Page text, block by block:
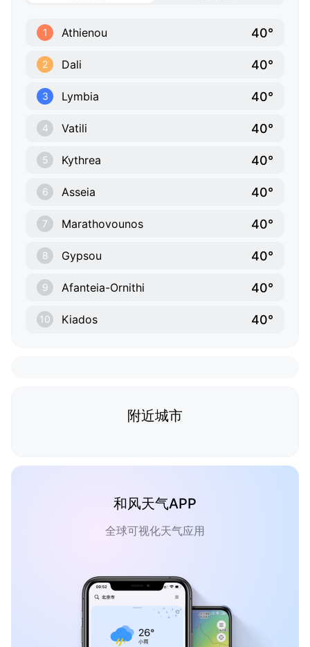
1 Athienou 40°
2 Dali 40°
3 Lymbia 40°
4 Vatili 40°
5 Kythrea 40°
6 Asseia 40°
7 Marathovounos 40°
8 Gypsou 40°
9 Afanteia-Ornithi 40°
10 Kiados 40°
附近城市
和风天气APP
全球可视化天气应用